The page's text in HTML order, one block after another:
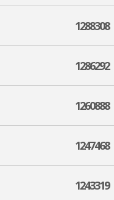
1288308
1286292
1260888
1247468
1243319